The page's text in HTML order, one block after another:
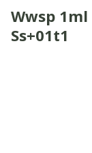
Wwsp 1ml
Ss+01t1